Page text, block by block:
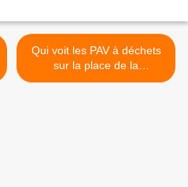
Qui voit les PAV à déchets
sur la place de la
cathédrale de Quimper ... >